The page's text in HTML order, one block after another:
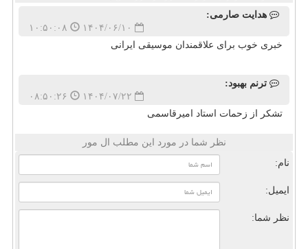
هدایت صارمی:
خبری خوب برای علاقمندان موسیقی ایرانی
ترنم بهبود:
تشکر از زحمات استاد امیرقاسمی
نظر شما در مورد این مطلب ال مور
نام:
ایمیل:
نظر شما: